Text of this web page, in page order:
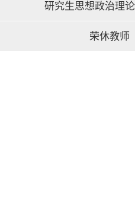
研究生思想政治理
荣休教师